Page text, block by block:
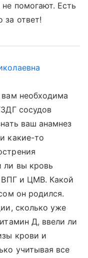
помогают. Есть
за ответ!
вам необходима
сосудов
ваш анамнез
какие-то
ли вы кровь
ВПГ и ЦМВ. Какой
он родился.
сколько уже
Д, ввели ли
крови и
учитывая все